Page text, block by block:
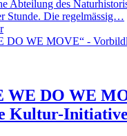
Abteilung des
Stunde. Die regelmässig…
WE DO WE
Kultur-Initiative